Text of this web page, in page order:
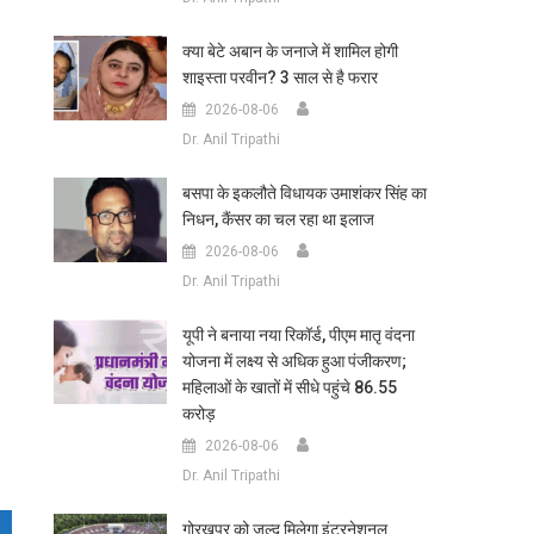
क्या बेटे अबान के जनाजे में शामिल होगी
शाइस्ता परवीन? 3 साल से है फरार
2026-08-06
Dr. Anil Tripathi
बसपा के इकलौते विधायक उमाशंकर सिंह का
निधन, कैंसर का चल रहा था इलाज
2026-08-06
Dr. Anil Tripathi
यूपी ने बनाया नया रिकॉर्ड, पीएम मातृ वंदना
योजना में लक्ष्य से अधिक हुआ पंजीकरण;
महिलाओं के खातों में सीधे पहुंचे 86.55
करोड़
2026-08-06
Dr. Anil Tripathi
गोरखपुर को जल्द मिलेगा इंटरनेशनल